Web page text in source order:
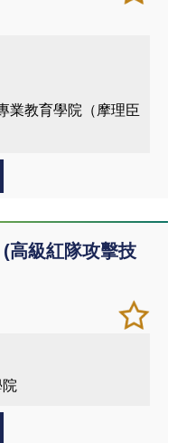
入/
課程
業教育學院（摩理臣
高級紅隊攻擊技
加
入/
儲存
課程